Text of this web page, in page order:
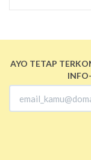
AYO TETAP